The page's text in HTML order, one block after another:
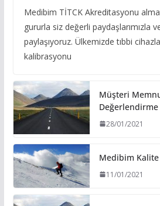
Medibim TİTCK Akreditasyonu
gururla siz değerli paydaşlarımızla
paylaşıyoruz. Ülkemizde tıbbi
kalibrasyonu
Müşteri
Değerlendirme
28/01/2021
Medibim Kalite
11/01/2021